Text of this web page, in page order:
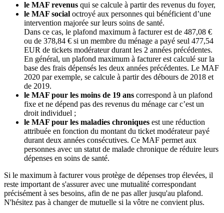
le MAF revenus qui se calcule à partir des revenus du foyer,
le MAF social octroyé aux personnes qui bénéficient d’une
intervention majorée sur leurs soins de santé.
Dans ce cas, le plafond maximum à facturer est de 487,08 €
ou de 378,84 € si un membre du ménage a payé seul 477,54
EUR de tickets modérateur durant les 2 années précédentes.
En général, un plafond maximum à facturer est calculé sur la
base des frais dépensés les deux années précédentes. Le MAF
2020 par exemple, se calcule à partir des débours de 2018 et
de 2019.
le MAF pour les moins de 19 ans correspond à un plafond
fixe et ne dépend pas des revenus du ménage car c’est un
droit individuel ;
le MAF pour les maladies chroniques est une réduction
attribuée en fonction du montant du ticket modérateur payé
durant deux années consécutives. Ce MAF permet aux
personnes avec un statut de malade chronique de réduire leurs
dépenses en soins de santé.
Si le maximum à facturer vous protège de dépenses trop élevées, il
reste important de s'assurer avec une mutualité correspondant
précisément à ses besoins, afin de ne pas aller jusqu'au plafond.
N'hésitez pas à changer de mutuelle si la vôtre ne convient plus.